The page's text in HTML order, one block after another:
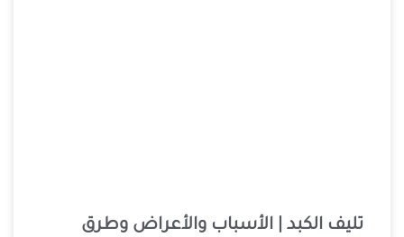
تليف الكبد | الأسباب والأعراض وطرق